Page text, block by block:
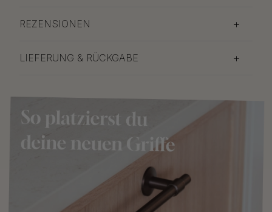
REZENSIONEN
LIEFERUNG & RÜCKGABE